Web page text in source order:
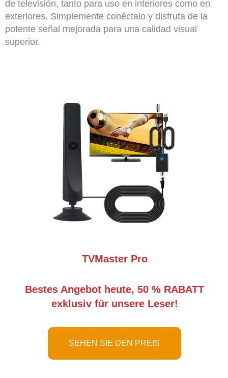
de televisión, tanto para uso en interiores como en
exteriores. Simplemente conéctalo y disfruta de la
potente señal mejorada para una calidad visual
superior.
TVMaster Pro
Bestes Angebot heute, 50 % RABATT
exklusiv für unsere Leser!
SEHEN SIE DEN PREIS